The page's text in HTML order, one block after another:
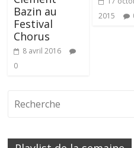
Bazin au
Festival
Chorus
8 avril 2016
0
2015